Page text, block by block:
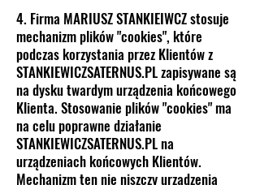
4. Firma MARIUSZ STANKIEIWCZ stosuje
mechanizm plików "cookies", które
podczas korzystania przez Klientów z
STANKIEWICZSATERNUS.PL zapisywane są
na dysku twardym urządzenia końcowego
Klienta. Stosowanie plików "cookies" ma
na celu poprawne działanie
STANKIEWICZSATERNUS.PL na
urządzeniach końcowych Klientów.
Mechanizm ten nie niszczy urządzenia